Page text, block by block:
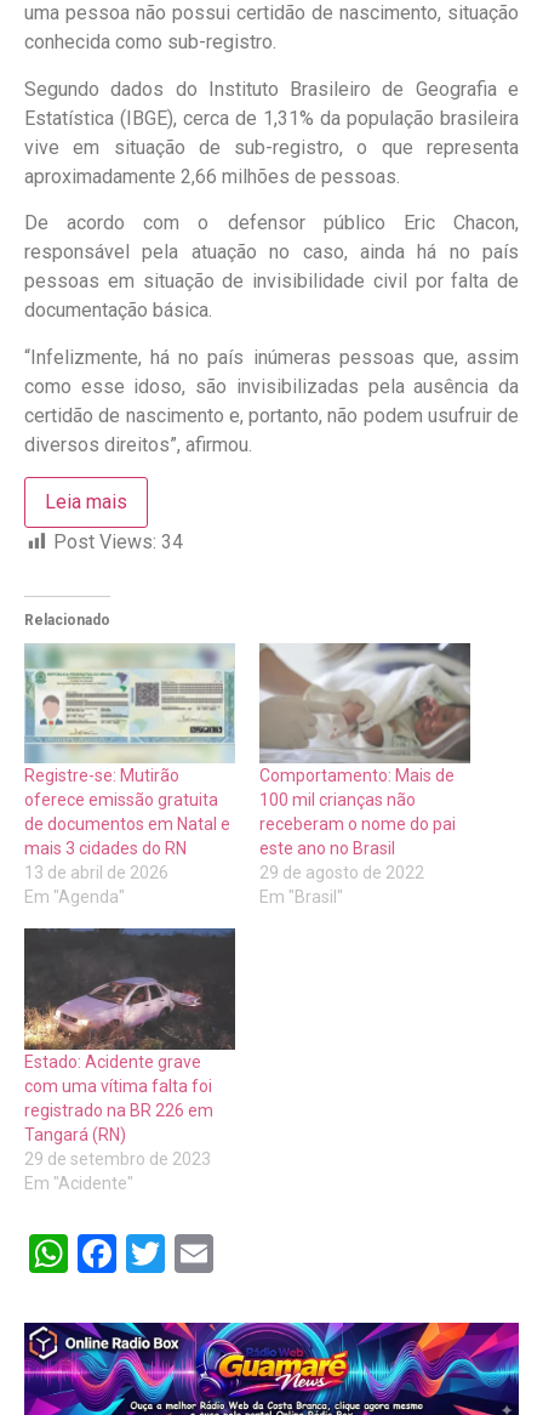
uma pessoa não possui certidão de nascimento, situação
conhecida como sub-registro.
Segundo dados do Instituto Brasileiro de Geografia e
Estatística (IBGE), cerca de 1,31% da população brasileira
vive em situação de sub-registro, o que representa
aproximadamente 2,66 milhões de pessoas.
De acordo com o defensor público Eric Chacon,
responsável pela atuação no caso, ainda há no país
pessoas em situação de invisibilidade civil por falta de
documentação básica.
“Infelizmente, há no país inúmeras pessoas que, assim
como esse idoso, são invisibilizadas pela ausência da
certidão de nascimento e, portanto, não podem usufruir de
diversos direitos”, afirmou.
Leia mais
Post Views: 34
Relacionado
Registre-se: Mutirão
oferece emissão gratuita
de documentos em Natal e
mais 3 cidades do RN
13 de abril de 2026
Em "Agenda"
Comportamento: Mais de
100 mil crianças não
receberam o nome do pai
este ano no Brasil
29 de agosto de 2022
Em "Brasil"
Estado: Acidente grave
com uma vítima falta foi
registrado na BR 226 em
Tangará (RN)
29 de setembro de 2023
Em "Acidente"
WhatsApp
Facebook
Twitter